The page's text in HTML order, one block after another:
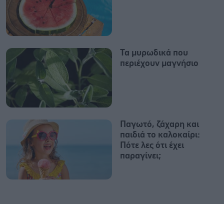
Τα μυρωδικά που
περιέχουν μαγνήσιο
Παγωτό, ζάχαρη και
παιδιά το καλοκαίρι:
Πότε λες ότι έχει
παραγίνει;